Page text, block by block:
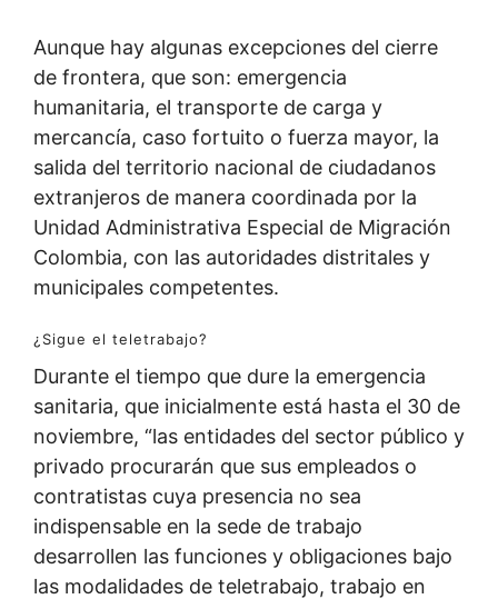
Aunque hay algunas excepciones del cierre
de frontera, que son: emergencia
humanitaria, el transporte de carga y
mercancía, caso fortuito o fuerza mayor, la
salida del territorio nacional de ciudadanos
extranjeros de manera coordinada por la
Unidad Administrativa Especial de Migración
Colombia, con las autoridades distritales y
municipales competentes.
¿Sigue el teletrabajo?
Durante el tiempo que dure la emergencia
sanitaria, que inicialmente está hasta el 30 de
noviembre, “las entidades del sector público y
privado procurarán que sus empleados o
contratistas cuya presencia no sea
indispensable en la sede de trabajo
desarrollen las funciones y obligaciones bajo
las modalidades de teletrabajo, trabajo en